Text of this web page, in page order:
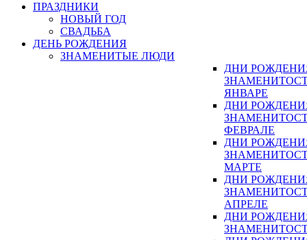
ПРАЗДНИКИ
НОВЫЙ ГОД
СВАДЬБА
ДЕНЬ РОЖДЕНИЯ
ЗНАМЕНИТЫЕ ЛЮДИ
ДНИ
ЯНВАРЕ
ДНИ
ФЕВРАЛЕ
ДНИ
МАРТЕ
ДНИ
АПРЕЛЕ
ДНИ